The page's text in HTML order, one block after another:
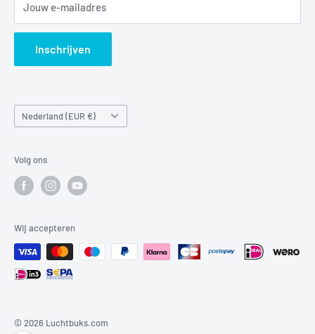
Verzendbeleid
Search
Jouw e-mailadres
Inschrijven
Land/regio
Nederland (EUR €)
Volg ons
Wij accepteren
© 2026 Luchtbuks.com